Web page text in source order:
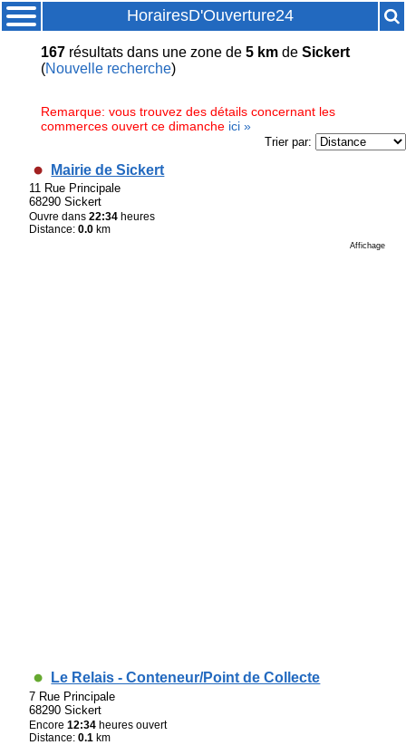
HorairesD'Ouverture24
167résultatsdans une zone de 5 kmde Sickert
(Nouvelle recherche)
Remarque: vous trouvez des détails concernant les
commerces ouvert ce dimanche ici »
Trier par:
Mairie de Sickert
11 Rue Principale
68290 Sickert
Ouvre dans22:34 heures
Distance:0.0 km
Affichage
Le Relais - Conteneur/Point de Collecte
7 Rue Principale
68290 Sickert
Encore12:34 heures ouvert
Distance:0.1 km